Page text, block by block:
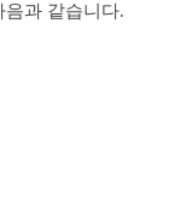
과 같습니다.